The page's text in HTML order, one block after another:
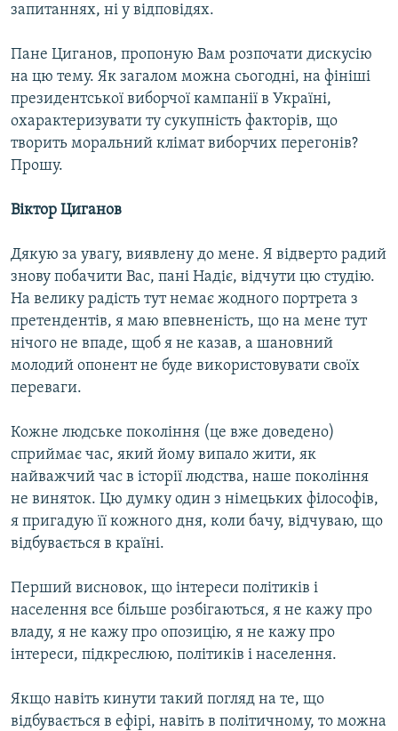
запитаннях, ні у відповідях.
Пане Циганов, пропоную Вам розпочати дискусію
на цю тему. Як загалом можна сьогодні, на фініші
президентської виборчої кампанії в Україні,
охарактеризувати ту сукупність факторів, що
творить моральний клімат виборчих перегонів?
Прошу.
Віктор Циганов
Дякую за увагу, виявлену до мене. Я відверто радий
знову побачити Вас, пані Надіє, відчути цю студію.
На велику радість тут немає жодного портрета з
претендентів, я маю впевненість, що на мене тут
нічого не впаде, щоб я не казав, а шановний
молодий опонент не буде використовувати своїх
переваги.
Кожне людське покоління (це вже доведено)
сприймає час, який йому випало жити, як
найважчий час в історії людства, наше покоління
не виняток. Цю думку один з німецьких філософів,
я пригадую її кожного дня, коли бачу, відчуваю, що
відбувається в країні.
Перший висновок, що інтереси політиків і
населення все більше розбігаються, я не кажу про
владу, я не кажу про опозицію, я не кажу про
інтереси, підкреслюю, політиків і населення.
Якщо навіть кинути такий погляд на те, що
відбувається в ефірі, навіть в політичному, то можна